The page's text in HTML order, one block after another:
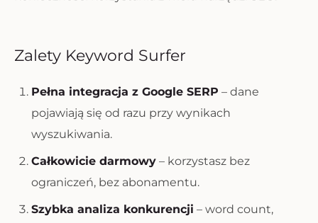
Zalety Keyword Surfer
Pełna integracja z Google SERP – dane
pojawiają się od razu przy wynikach
wyszukiwania.
Całkowicie darmowy – korzystasz bez
ograniczeń, bez abonamentu.
Szybka analiza konkurencji – word count,